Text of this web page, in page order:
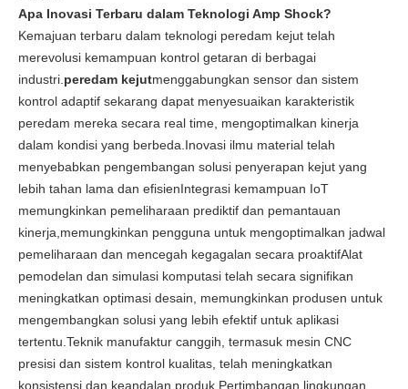
Apa Inovasi Terbaru dalam Teknologi Amp Shock?
Kemajuan terbaru dalam teknologi peredam kejut telah
merevolusi kemampuan kontrol getaran di berbagai
industri. peredam kejutmenggabungkan sensor dan sistem
kontrol adaptif sekarang dapat menyesuaikan karakteristik
peredam mereka secara real time, mengoptimalkan kinerja
dalam kondisi yang berbeda.Inovasi ilmu material telah
menyebabkan pengembangan solusi penyerapan kejut yang
lebih tahan lama dan efisienIntegrasi kemampuan IoT
memungkinkan pemeliharaan prediktif dan pemantauan
kinerja,memungkinkan pengguna untuk mengoptimalkan jadwal
pemeliharaan dan mencegah kegagalan secara proaktifAlat
pemodelan dan simulasi komputasi telah secara signifikan
meningkatkan optimasi desain, memungkinkan produsen untuk
mengembangkan solusi yang lebih efektif untuk aplikasi
tertentu.Teknik manufaktur canggih, termasuk mesin CNC
presisi dan sistem kontrol kualitas, telah meningkatkan
konsistensi dan keandalan produk.Pertimbangan lingkungan